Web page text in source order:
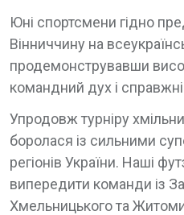
Юні спортсмени гідно
Вінниччину на
продемонструвавши
командний дух і
Упродовж турніру
боролася із сильними
регіонів України. Наші
випередити команди із
Хмельницького та